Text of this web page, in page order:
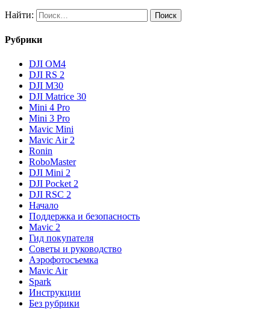
Найти:
Рубрики
DJI OM4
DJI RS 2
DJI M30
DJI Matrice 30
Mini 4 Pro
Mini 3 Pro
Mavic Mini
Mavic Air 2
Ronin
RoboMaster
DJI Mini 2
DJI Pocket 2
DJI RSC 2
Начало
Поддержка и безопасность
Mavic 2
Гид покупателя
Советы и руководство
Аэрофотосъемка
Mavic Air
Spark
Инструкции
Без рубрики